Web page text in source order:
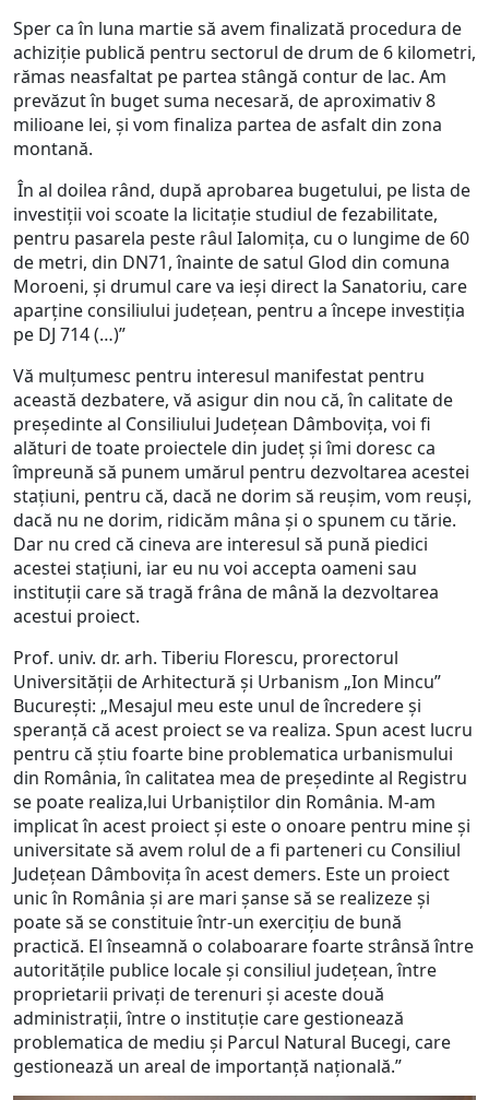
Sper ca în luna martie să avem finalizată procedura de
achiziție publică pentru sectorul de drum de 6 kilometri,
rămas neasfaltat pe partea stângă contur de lac. Am
prevăzut în buget suma necesară, de aproximativ 8
milioane lei, și vom finaliza partea de asfalt din zona
montană.
În al doilea rând, după aprobarea bugetului, pe lista de
investiții voi scoate la licitație studiul de fezabilitate,
pentru pasarela peste râul Ialomița, cu o lungime de 60
de metri, din DN71, înainte de satul Glod din comuna
Moroeni, și drumul care va ieși direct la Sanatoriu, care
aparține consiliului județean, pentru a începe investiția
pe DJ 714 (…)”
Vă mulțumesc pentru interesul manifestat pentru
această dezbatere, vă asigur din nou că, în calitate de
președinte al Consiliului Județean Dâmbovița, voi fi
alături de toate proiectele din județ și îmi doresc ca
împreună să punem umărul pentru dezvoltarea acestei
stațiuni, pentru că, dacă ne dorim să reușim, vom reuși,
dacă nu ne dorim, ridicăm mâna și o spunem cu tărie.
Dar nu cred că cineva are interesul să pună piedici
acestei stațiuni, iar eu nu voi accepta oameni sau
instituții care să tragă frâna de mână la dezvoltarea
acestui proiect.
Prof. univ. dr. arh. Tiberiu Florescu, prorectorul
Universității de Arhitectură și Urbanism „Ion Mincu”
București: „Mesajul meu este unul de încredere și
speranță că acest proiect se va realiza. Spun acest lucru
pentru că știu foarte bine problematica urbanismului
din România, în calitatea mea de președinte al Registru
se poate realiza,lui Urbaniștilor din România. M-am
implicat în acest proiect și este o onoare pentru mine și
universitate să avem rolul de a fi parteneri cu Consiliul
Județean Dâmbovița în acest demers. Este un proiect
unic în România și are mari șanse să se realizeze și
poate să se constituie într-un exercițiu de bună
practică. El înseamnă o colaboarare foarte strânsă între
autoritățile publice locale și consiliul județean, între
proprietarii privați de terenuri și aceste două
administrații, între o instituție care gestionează
problematica de mediu și Parcul Natural Bucegi, care
gestionează un areal de importanță națională.”